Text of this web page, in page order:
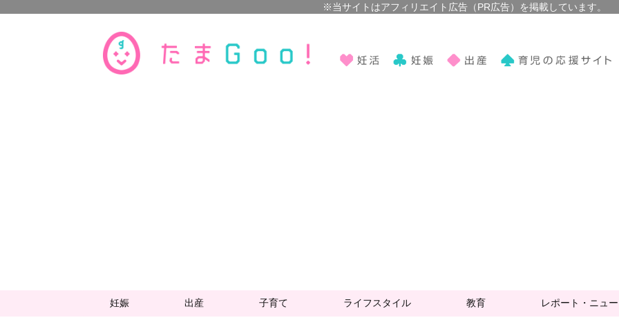
妊娠 出産 子育て ライフスタイル 教育 レポート・ニュ